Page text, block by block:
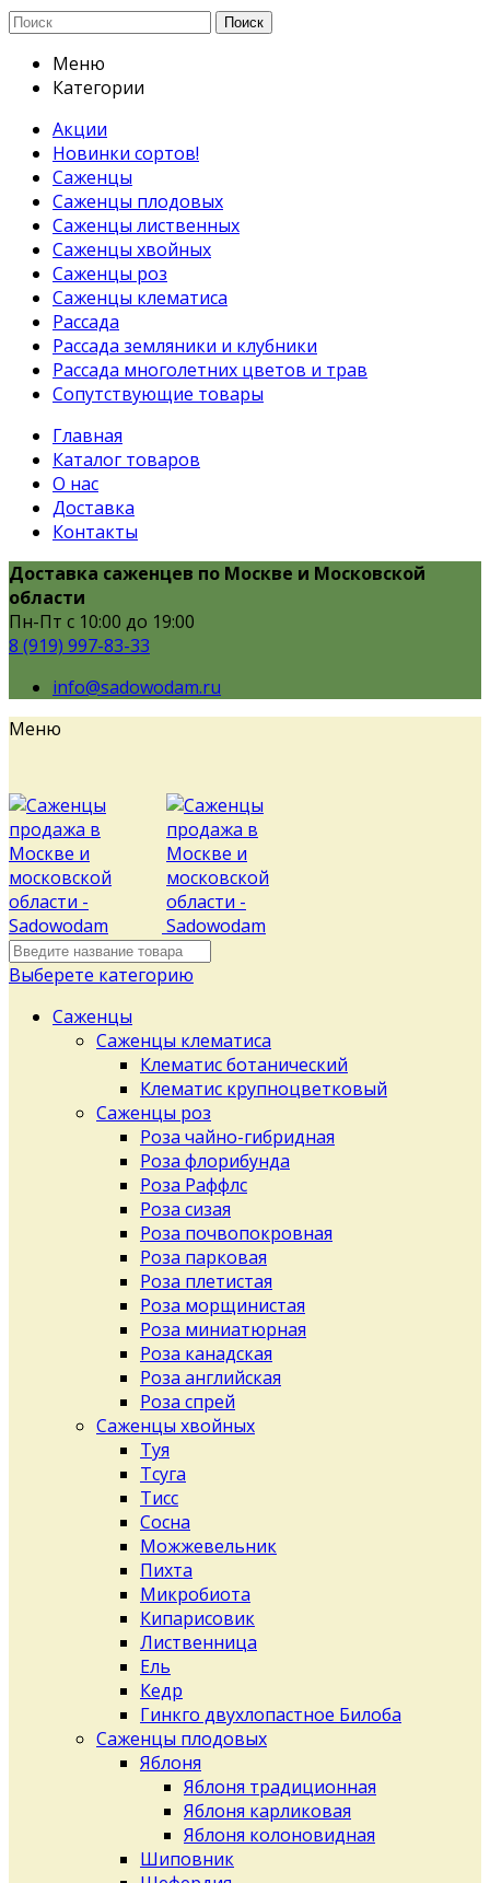
Поиск
Меню
Категории
Акции
Новинки сортов!
Саженцы
Саженцы плодовых
Саженцы лиственных
Саженцы хвойных
Саженцы роз
Саженцы клематиса
Рассада
Рассада земляники и клубники
Рассада многолетних цветов и трав
Сопутствующие товары
Главная
Каталог товаров
О нас
Доставка
Контакты
Доставка саженцев по Москве и Московской
области
Пн-Пт с 10:00 до 19:00
8 (919) 997-83-33
info@sadowodam.ru
Меню
Выберете категорию
Саженцы
Саженцы клематиса
Клематис ботанический
Клематис крупноцветковый
Саженцы роз
Роза чайно-гибридная
Роза флорибунда
Роза Раффлс
Роза сизая
Роза почвопокровная
Роза парковая
Роза плетистая
Роза морщинистая
Роза миниатюрная
Роза канадская
Роза английская
Роза спрей
Саженцы хвойных
Туя
Тсуга
Тисс
Сосна
Можжевельник
Пихта
Микробиота
Кипарисовик
Лиственница
Ель
Кедр
Гинкго двухлопастное Билоба
Саженцы плодовых
Яблоня
Яблоня традиционная
Яблоня карликовая
Яблоня колоновидная
Шиповник